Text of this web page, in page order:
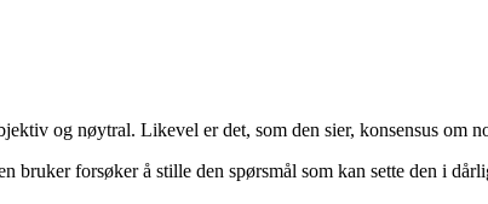
og nøytral. Likevel er det, som den sier, konsensus om
forsøker å stille den spørsmål som kan sette den i